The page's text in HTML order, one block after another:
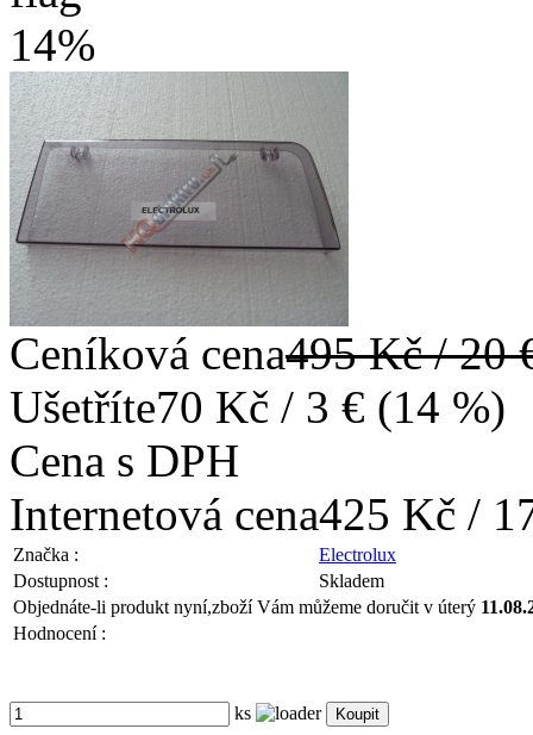
14%
Ceníková cena495 Kč / 20
Ušetříte70 Kč / 3 € (14 %)
Cena s DPH
Internetová cena425 Kč /
Značka :
Electrolux
Dostupnost :
Skladem
Objednáte-li produkt nyní,zboží Vám můžeme doručit v úterý
Hodnocení :
ks